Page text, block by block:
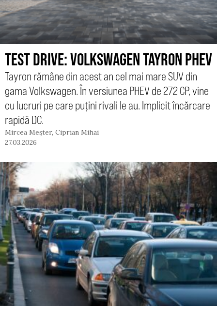
TEST DRIVE: VOLKSWAGEN TAYRON PHEV
Tayron rămâne din acest an cel mai mare SUV din
gama Volkswagen. În versiunea PHEV de 272 CP, vine
cu lucruri pe care puțini rivali le au. Implicit încărcare
rapidă DC.
Mircea Meșter, Ciprian Mihai
27.03.2026